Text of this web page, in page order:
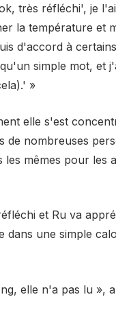
très réfléchi', je
la température et
d'accord à
simple mot, et
»
elle s'est
de nombreuses
mêmes pour les
et Ru va
dans une simple
elle n'a pas lu »,